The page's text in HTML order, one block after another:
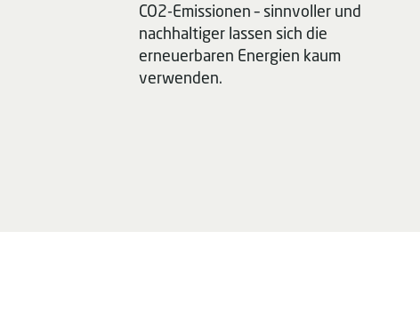
CO2-Emissionen – sinnvoller und
nachhaltiger lassen sich die
erneuerbaren Energien kaum
verwenden.